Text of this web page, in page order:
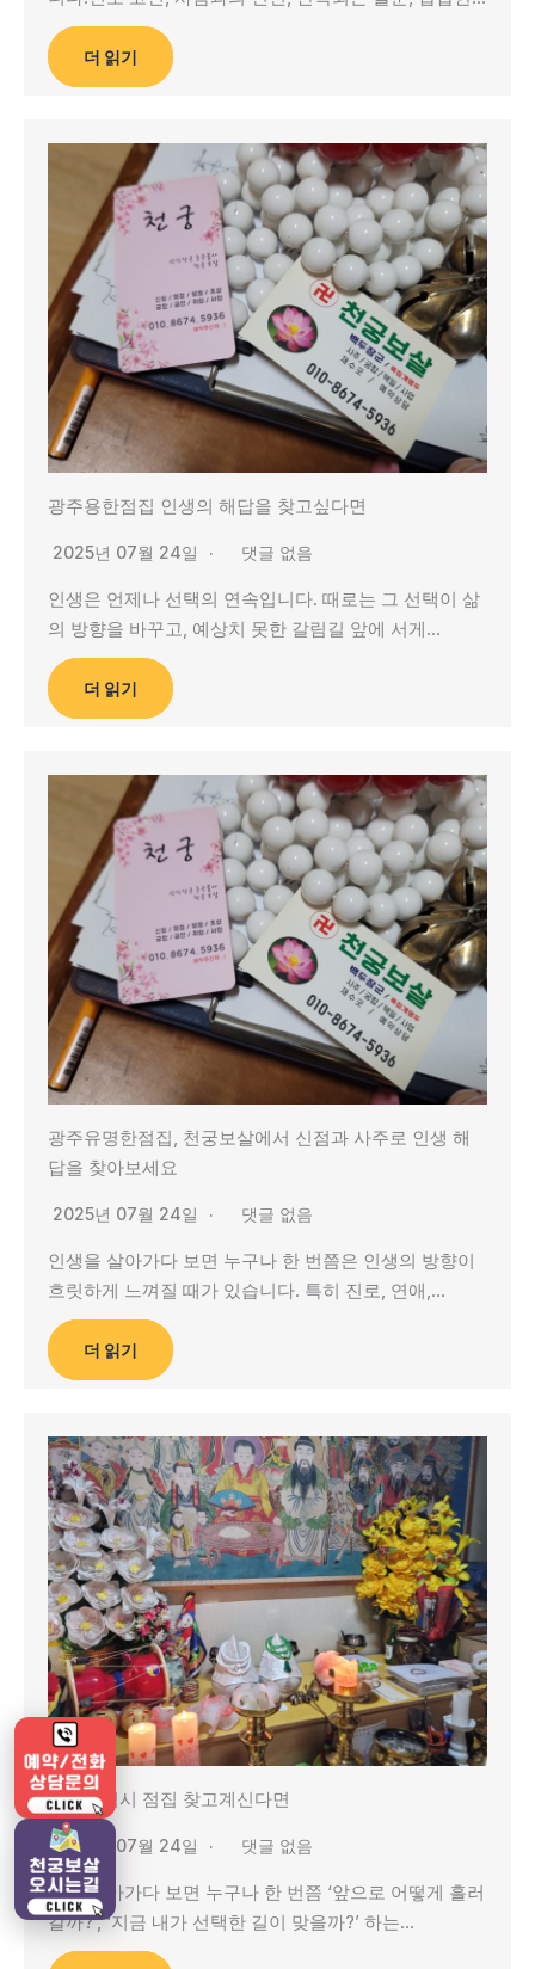
더 읽기
광주용한점집 인생의 해답을 찾고싶다면
2025년 07월 24일 댓글 없음
인생은 언제나 선택의 연속입니다. 때로는 그 선택이 삶
의 방향을 바꾸고, 예상치 못한 갈림길 앞에 서게…
더 읽기
광주유명한점집, 천궁보살에서 신점과 사주로 인생 해
답을 찾아보세요
2025년 07월 24일 댓글 없음
인생을 살아가다 보면 누구나 한 번쯤은 인생의 방향이
흐릿하게 느껴질 때가 있습니다. 특히 진로, 연애,…
더 읽기
광주광역시 점집 찾고계신다면
2025년 07월 24일 댓글 없음
삶을 살아가다 보면 누구나 한 번쯤 ‘앞으로 어떻게 흘러
갈까?’, ‘지금 내가 선택한 길이 맞을까?’ 하는…